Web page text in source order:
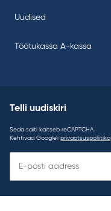
Uudised
Töötukassa A-kassa
Telli uudiskiri
Seda saiti kaitseb reCAPTCHA.
Kehtivad Google’i privaatsuspoliitika
uudiskiri: